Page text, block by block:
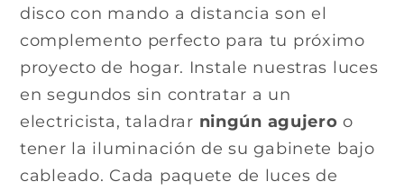
disco con mando a distancia son el
complemento perfecto para tu próximo
proyecto de hogar. Instale nuestras luces
en segundos sin contratar a un
electricista, taladrar ningún agujero o
tener la iluminación de su gabinete bajo
cableado. Cada paquete de luces de